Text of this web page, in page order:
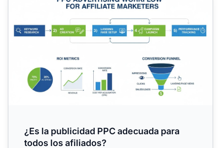
¿Es la publicidad PPC adecuada para
todos los afiliados?